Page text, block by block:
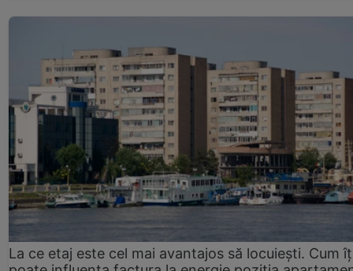
La ce etaj este cel mai avantajos să locuiești. Cum